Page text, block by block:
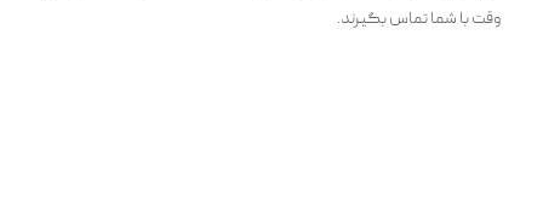
وقت با شما تماس بگیرند.